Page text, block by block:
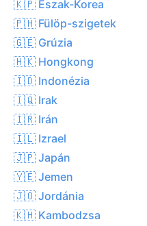
🇰🇵 Észak-Korea
🇵🇭 Fülöp-szigetek
🇬🇪 Grúzia
🇭🇰 Hongkong
🇮🇩 Indonézia
🇮🇶 Irak
🇮🇷 Irán
🇮🇱 Izrael
🇯🇵 Japán
🇾🇪 Jemen
🇯🇴 Jordánia
🇰🇭 Kambodzsa